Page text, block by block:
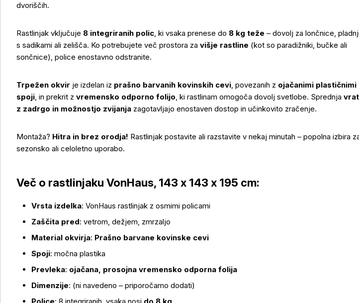
dvoriščih.
Rastlinjak vključuje 8 integriranih polic, ki vsaka prenese do 8 kg teže – dovolj za lončnice,
s sadikami ali zelišča. Ko potrebujete več prostora za višje rastline (kot so paradižniki, bučke ali
sončnice), police enostavno odstranite.
Trpežen okvir je izdelan iz prašno barvanih kovinskih cevi, povezanih z ojačanimi plastičnimi
spoji, in prekrit z vremensko odporno folijo, ki rastlinam omogoča dovolj svetlobe. Sprednja
z zadrgo in možnostjo zvijanja zagotavljajo enostaven dostop in učinkovito zračenje.
Montaža? Hitra in brez orodja! Rastlinjak postavite ali razstavite v nekaj minutah – popolna izbira
sezonsko ali celoletno uporabo.
Več o rastlinjaku VonHaus, 143 x 143 x 195 cm:
Vrsta izdelka: VonHaus rastlinjak z osmimi policami
Zaščita pred: vetrom, dežjem, zmrzaljo
Material okvirja: Prašno barvane kovinske cevi
Spoji: močna plastika
Prevleka: ojačana, prosojna vremensko odporna folija
Dimenzije: (ni navedeno – priporočamo dodati)